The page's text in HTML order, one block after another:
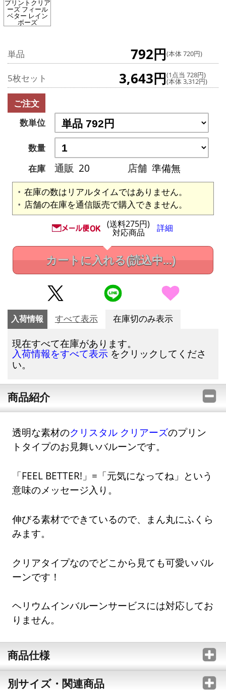
プリントクリア
ーズ フィール
ベター レイン
ボーズ
単品 792円(本体 720円)
5枚セット 3,643円(1点当 728円)
(本体 3,312円)
ご注文
数単位
数量
在庫
通販 20 店舗 準備無
在庫の数はリアルタイムではありません。
店舗の在庫を通信販売で購入できません。
(送料275円)
対応商品 詳細
カートに入れる(読込中...)
入荷情報 すべて表示 在庫切のみ表示
現在すべて在庫があります。
入荷情報をすべて表示 をクリックしてくださ
い。
商品紹介
透明な素材のクリスタル クリアーズのプリン
トタイプのお見舞いバルーンです。
「FEEL BETTER!」=「元気になってね」という
意味のメッセージ入り。
伸びる素材でできているので、まん丸にふくら
みます。
クリアタイプなのでどこから見ても可愛いバル
ーンです！
ヘリウムインバルーンサービスには対応してお
りません。
商品仕様
別サイズ・関連商品